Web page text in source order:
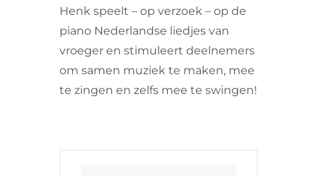
Henk speelt – op verzoek – op de
piano Nederlandse liedjes van
vroeger en stimuleert deelnemers
om samen muziek te maken, mee
te zingen en zelfs mee te swingen!